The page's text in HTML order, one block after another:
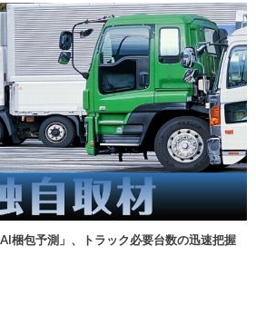
梱包予測」、トラック必要台数の迅速把握